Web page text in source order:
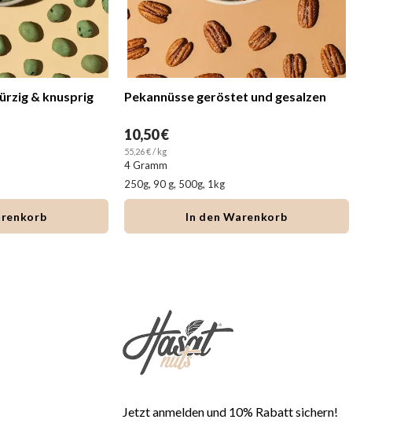
& knusprig Pekannüsse geröstet und gesalzen
10,50 €
55,26 € / kg
4 Gramm
250g, 90 g, 500g, 1kg
In den Warenkorb
Jetzt anmelden und 10% Rabatt sichern!